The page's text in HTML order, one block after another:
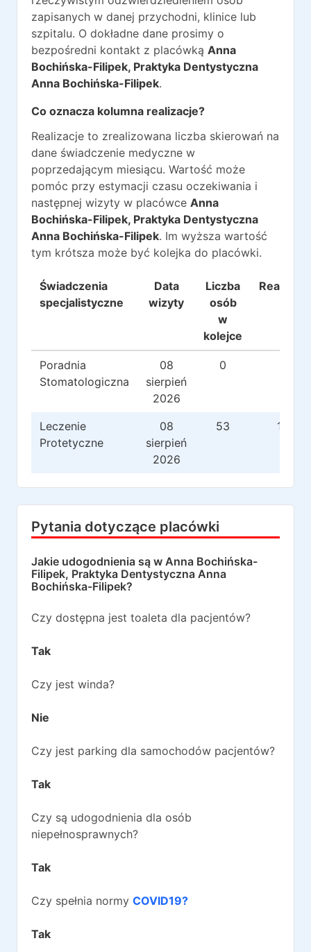
zapisanych w danej przychodni, klinice lub
szpitalu. O dokładne dane prosimy o
bezpośredni kontakt z placówką Anna
Bochińska-Filipek, Praktyka Dentystyczna
Anna Bochińska-Filipek.
Co oznacza kolumna realizacje?
Realizacje to zrealizowana liczba skierowań na
dane świadczenie medyczne w
poprzedającym miesiącu. Wartość może
pomóc przy estymacji czasu oczekiwania i
następnej wizyty w placówce Anna
Bochińska-Filipek, Praktyka Dentystyczna
Anna Bochińska-Filipek. Im wyższa wartość
tym krótsza może być kolejka do placówki.
Świadczenia
specjalistyczne
Data
wizyty
Liczba
osób
w
kolejce
Poradnia
Stomatologiczna
08
sierpień
2026
0
Leczenie
Protetyczne
08
sierpień
2026
53 124
Pytania dotyczące placówki
Jakie udogodnienia są w Anna Bochińska-
Filipek, Praktyka Dentystyczna Anna
Bochińska-Filipek?
Czy dostępna jest toaleta dla pacjentów?
Tak
Czy jest winda?
Nie
Czy jest parking dla samochodów pacjentów?
Tak
Czy są udogodnienia dla osób
niepełnosprawnych?
Tak
Czy spełnia normy COVID19?
Tak